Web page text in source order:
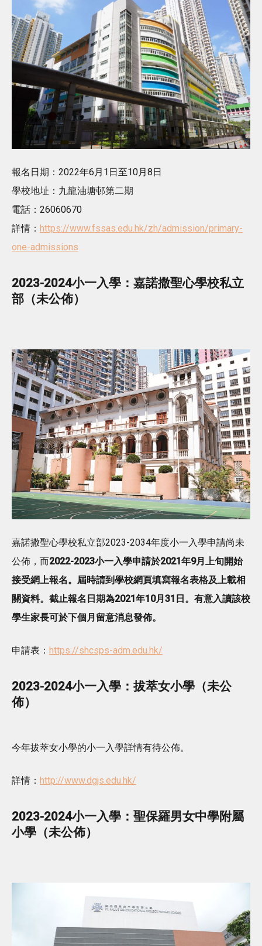
報名日期：2022年6月1日至10月8日
學校地址：九龍油塘邨第二期
電話：26060670
詳情： https://www.fssas.edu.hk/zh/admission/primary-
one-admissions
2023-2024小一入學：嘉諾撒聖心學校私立
部（未公佈）
嘉諾撒聖心學校私立部2023-2034年度小一入學申請尚未
公佈，而2022-2023小一入學申請於2021年9月上旬開始
接受網上報名。屆時請到學校網頁填寫報名表格及上載相
關資料。截止報名日期為2021年10月31日。有意入讀該校
學生家長可於下個月留意消息發佈。
申請表： https://shcsps-adm.edu.hk/
2023-2024小一入學：拔萃女小學（未公
佈）
今年拔萃女小學的小一入學詳情有待公佈。
詳情： http://www.dgjs.edu.hk/
2023-2024小一入學：聖保羅男女中學附屬
小學（未公佈）